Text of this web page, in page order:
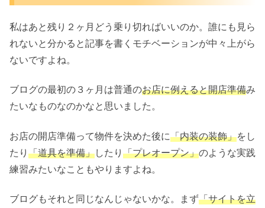
私はあと残り２ヶ月どう乗り切ればいいのか。誰にも見ら
れないと分かると記事を書くモチベーションが中々上がら
ないですよね。
ブログの最初の３ヶ月は普通のお店に例えると開店準備み
たいなものなのかなと思いました。
お店の開店準備って物件を決めた後に「内装の装飾」をし
たり 「道具を準備」したり 「プレオープン」のような実践
練習みたいなこともやりますよね。
ブログもそれと同じなんじゃないかな。まず「サイトを立